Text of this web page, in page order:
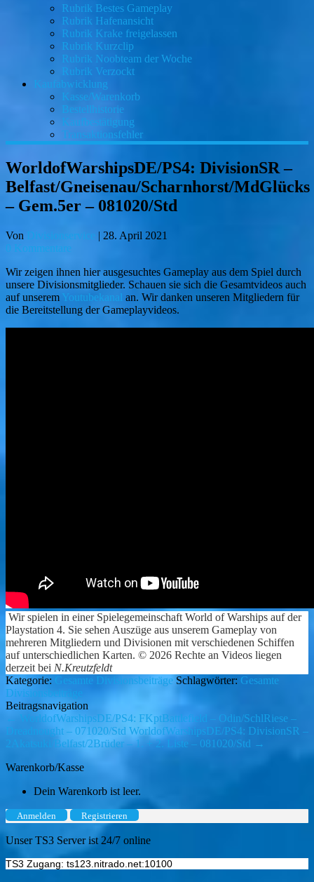
Rubrik Bestes Gameplay
Rubrik Hafenansicht
Rubrik Krake freigelassen
Rubrik Kurzclip
Rubrik Noobteam der Woche
Rubrik Verzockt
Kaufabwicklung
Kasse/Warenkorb
Bestellhistorie
Kaufbestätigung
Transaktionsfehler
WorldofWarshipsDE/PS4: DivisionSR –
Belfast/Gneisenau/Scharnhorst/MdGlücks
– Gem.5er – 081020/Std
Von Divisionservice | 28. April 2021
0 Kommentare
Wir zeigen ihnen hier ausgesuchtes Gameplay aus dem Spiel durch
unsere Divisionsmitglieder. Schauen sie sich die Gesamtvideos auch
auf unserem Youtubekanal an. Wir danken unseren Mitgliedern für
die Bereitstellung der Gameplayvideos.
Wir spielen in einer Spielegemeinschaft World of Warships auf der
Playstation 4. Sie sehen Auszüge aus unserem Gameplay von
mehreren Mitgliedern und Divisionen mit verschiedenen Schiffen
auf unterschiedlichen Karten. © 2026 Rechte an Videos liegen
derzeit bei N.Kreutzfeldt
Kategorie:
Gesamte Divisionsbeiträge Schlagwörter: Gesamte
Divisionsbeiträge
Beitragsnavigation
← WorldofWarshipsDE/PS4: FKptBattlefield – Odin/SchlRiese –
Dreadnought – 071020/Std WorldofWarshipsDE/PS4: DivisionSR –
2Akatsuki/Belfast/2Brüder – 1. + 2. Liste – 081020/Std →
Warenkorb/Kasse
Dein Warenkorb ist leer.
Anmelden Registrieren
Unser TS3 Server ist 24/7 online
TS3 Zugang: ts123.nitrado.net:10100